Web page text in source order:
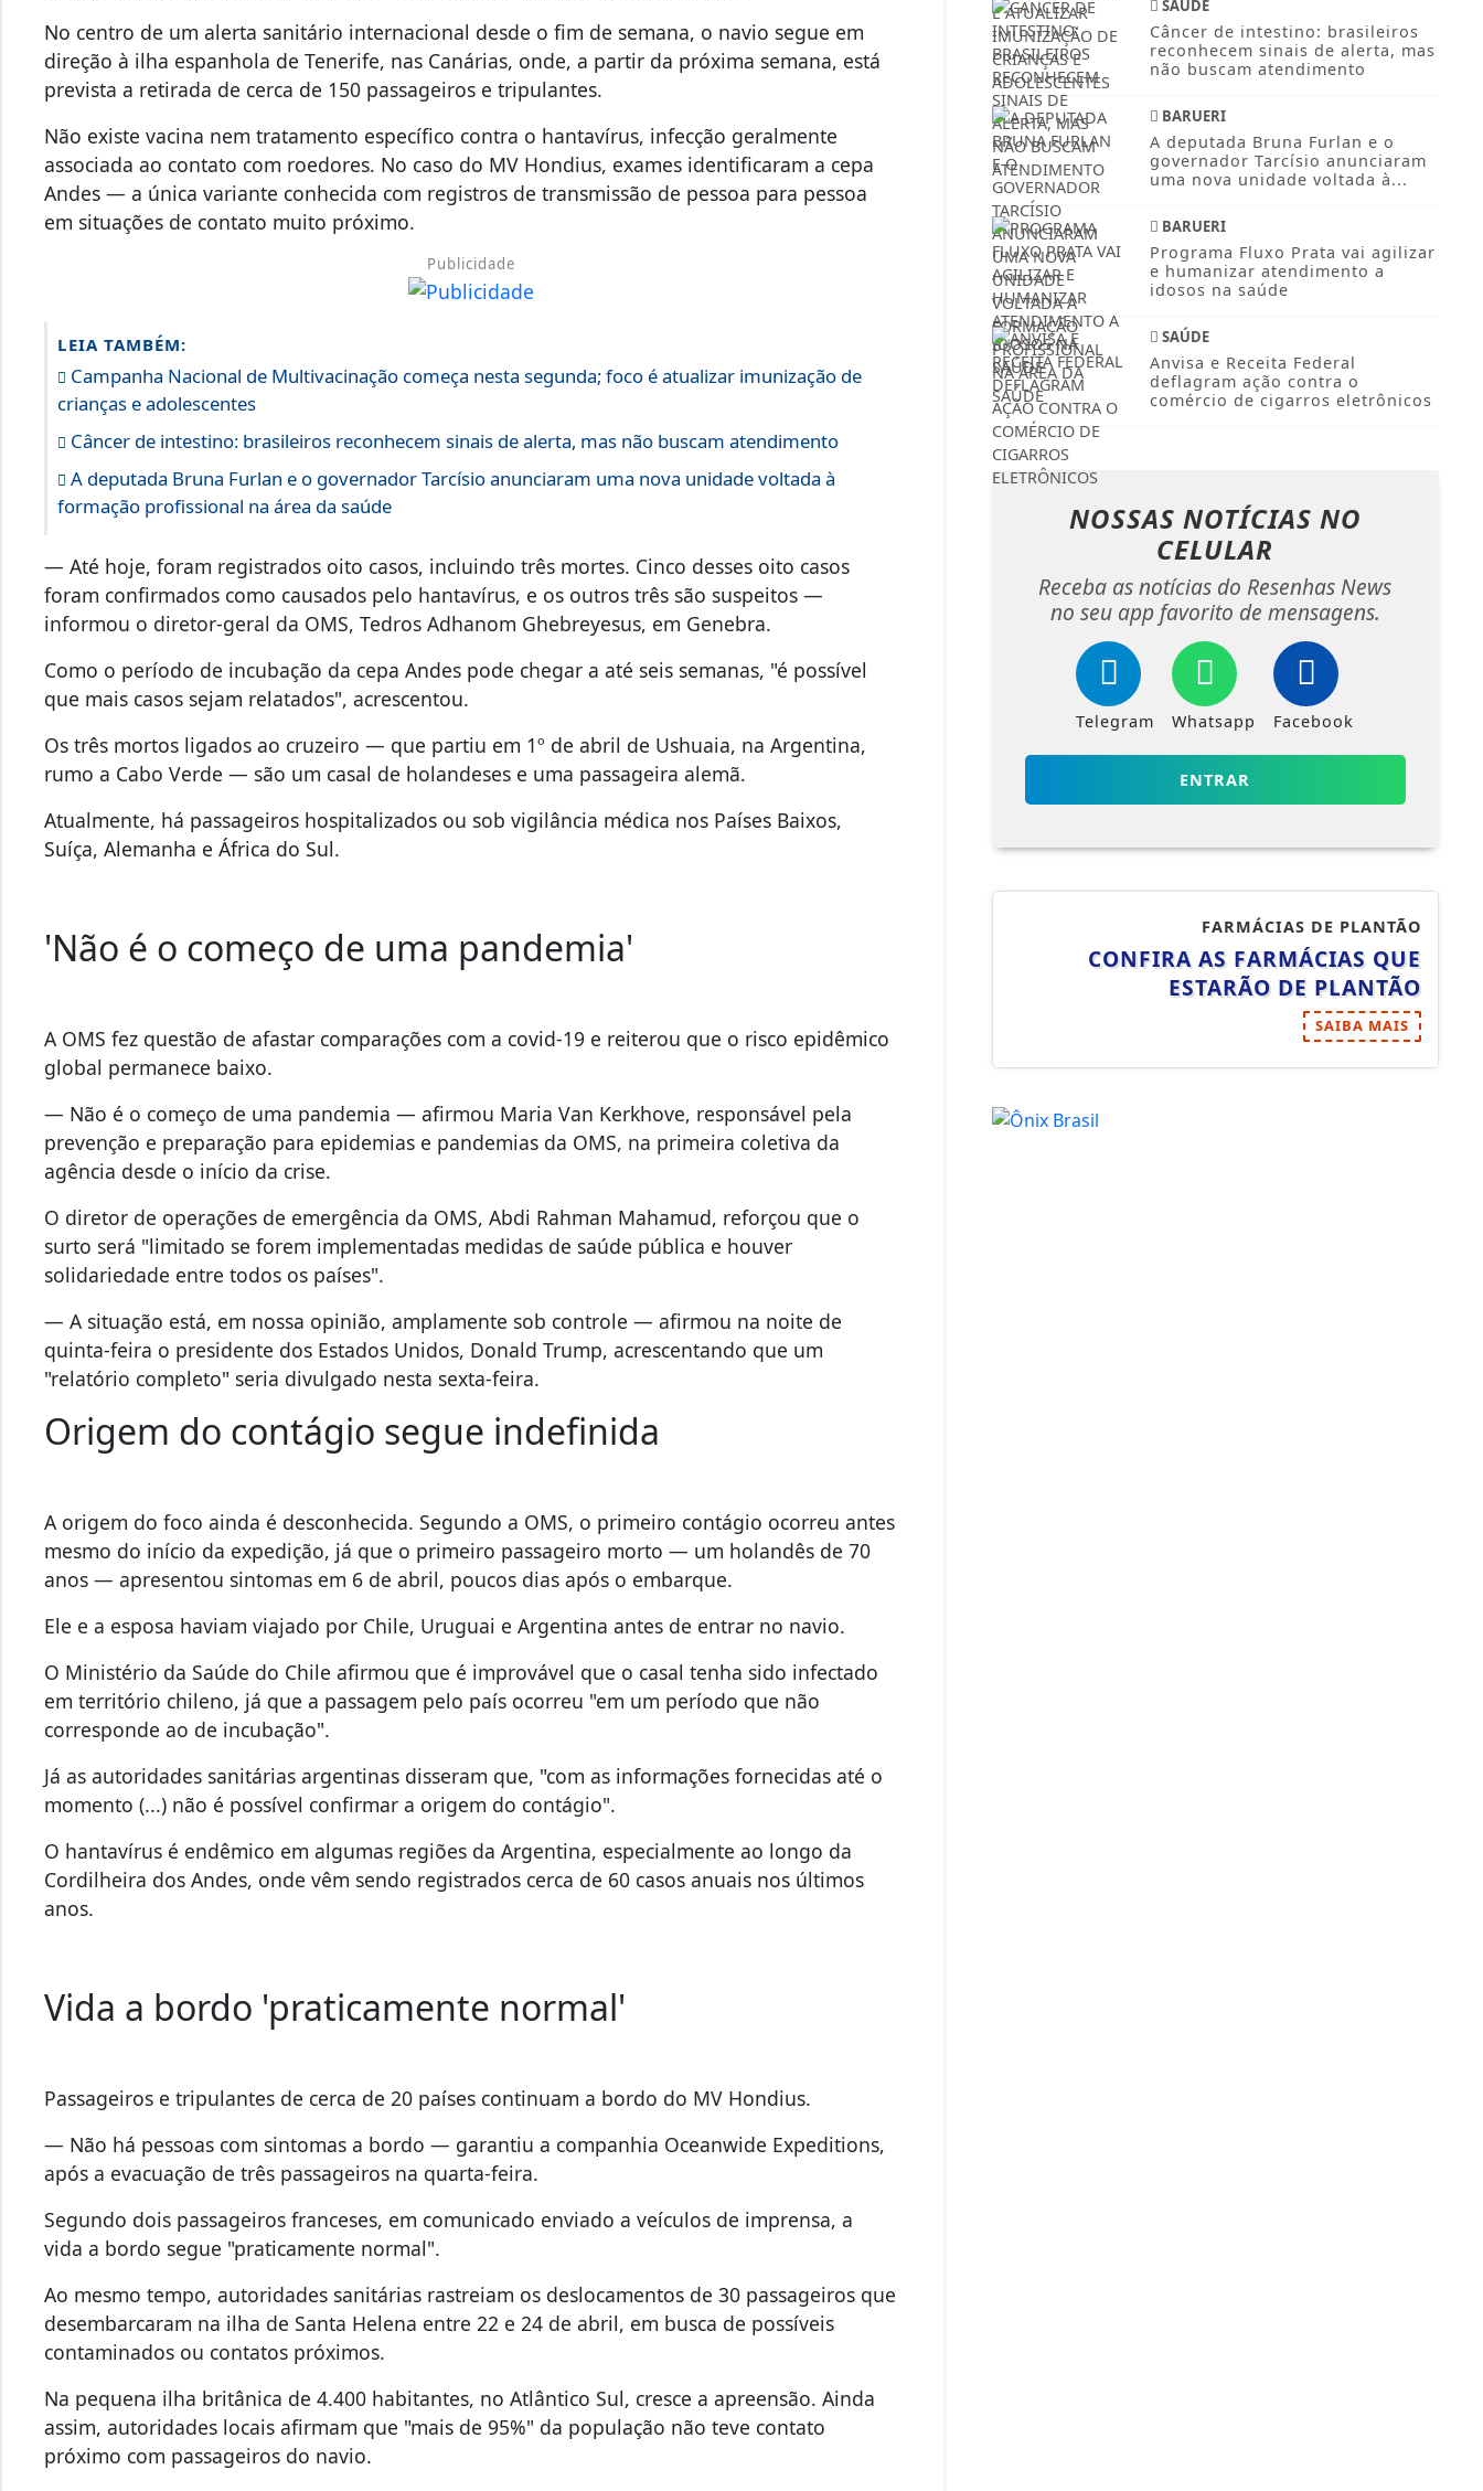
No centro de um alerta sanitário internacional desde o fim de semana, o navio segue em
direção à ilha espanhola de Tenerife, nas Canárias, onde, a partir da próxima semana, está
Não existe vacina nem tratamento específico contra o hantavírus, infecção geralmente
associada ao contato com roedores. No caso do MV Hondius, exames identificaram a cepa
Andes — a única variante conhecida com registros de transmissão de pessoa para pessoa
Publicidade
LEIA TAMBÉM:
Campanha Nacional de Multivacinação começa nesta segunda; foco é atualizar imunização de
crianças e adolescentes
Câncer de intestino: brasileiros reconhecem sinais de alerta, mas não buscam atendimento
A deputada Bruna Furlan e o governador Tarcísio anunciaram uma nova unidade voltada à
— Até hoje, foram registrados oito casos, incluindo três mortes. Cinco desses oito casos
foram confirmados como causados pelo hantavírus, e os outros três são suspeitos —
Como o período de incubação da cepa Andes pode chegar a até seis semanas, "é possível
Os três mortos ligados ao cruzeiro — que partiu em 1º de abril de Ushuaia, na Argentina,
Atualmente, há passageiros hospitalizados ou sob vigilância médica nos Países Baixos,
'Não é o começo de uma pandemia'
A OMS fez questão de afastar comparações com a covid-19 e reiterou que o risco epidêmico
— Não é o começo de uma pandemia — afirmou Maria Van Kerkhove, responsável pela
prevenção e preparação para epidemias e pandemias da OMS, na primeira coletiva da
O diretor de operações de emergência da OMS, Abdi Rahman Mahamud, reforçou que o
surto será "limitado se forem implementadas medidas de saúde pública e houver
— A situação está, em nossa opinião, amplamente sob controle — afirmou na noite de
quinta-feira o presidente dos Estados Unidos, Donald Trump, acrescentando que um
Origem do contágio segue indefinida
A origem do foco ainda é desconhecida. Segundo a OMS, o primeiro contágio ocorreu antes
mesmo do início da expedição, já que o primeiro passageiro morto — um holandês de 70
O Ministério da Saúde do Chile afirmou que é improvável que o casal tenha sido infectado
em território chileno, já que a passagem pelo país ocorreu "em um período que não
Já as autoridades sanitárias argentinas disseram que, "com as informações fornecidas até o
O hantavírus é endêmico em algumas regiões da Argentina, especialmente ao longo da
Cordilheira dos Andes, onde vêm sendo registrados cerca de 60 casos anuais nos últimos
Vida a bordo 'praticamente normal'
— Não há pessoas com sintomas a bordo — garantiu a companhia Oceanwide Expeditions,
Segundo dois passageiros franceses, em comunicado enviado a veículos de imprensa, a
Ao mesmo tempo, autoridades sanitárias rastreiam os deslocamentos de 30 passageiros que
desembarcaram na ilha de Santa Helena entre 22 e 24 de abril, em busca de possíveis
Na pequena ilha britânica de 4.400 habitantes, no Atlântico Sul, cresce a apreensão. Ainda
assim, autoridades locais afirmam que "mais de 95%" da população não teve contato
SAÚDE
Câncer de intestino: brasileiros
reconhecem sinais de alerta, mas
BARUERI
A deputada Bruna Furlan e o
governador Tarcísio anunciaram
BARUERI
Programa Fluxo Prata vai agilizar
e humanizar atendimento a
SAÚDE
Anvisa e Receita Federal
deflagram ação contra o
NOSSAS NOTÍCIAS
CELULAR
Receba as notícias do Resenhas News
no seu app favorito de mensagens.
ENTRAR
FARMÁCIAS DE PLANTÃO
CONFIRA AS FARMÁCIAS QUE
ESTARÃO DE PLANTÃO